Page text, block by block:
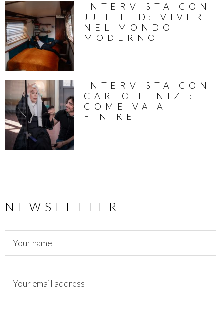
INTERVISTA CON
JJ FIELD: VIVERE
NEL MONDO
MODERNO
INTERVISTA CON
CARLO FENIZI:
COME VA A
FINIRE
NEWSLETTER